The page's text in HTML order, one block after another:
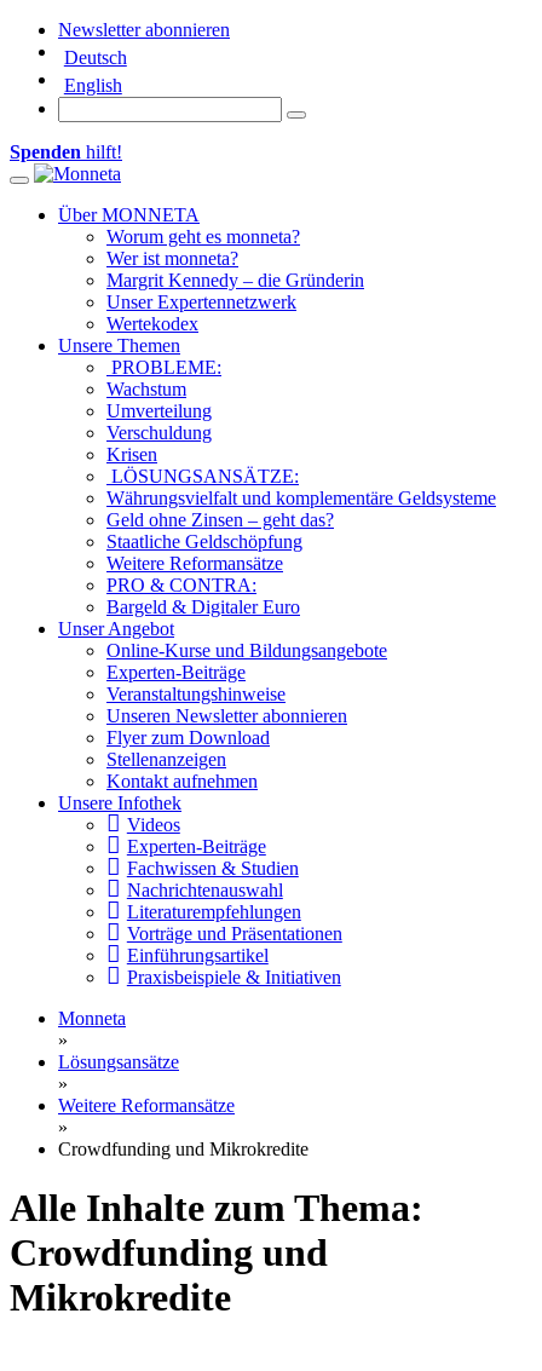
Newsletter abonnieren
Deutsch
English
Spenden hilft!
Toggle navigation
Über MONNETA
Worum geht es monneta?
Wer ist monneta?
Margrit Kennedy – die Gründerin
Unser Expertennetzwerk
Wertekodex
Unsere Themen
PROBLEME:
Wachstum
Umverteilung
Verschuldung
Krisen
LÖSUNGSANSÄTZE:
Währungsvielfalt und komplementäre Geldsysteme
Geld ohne Zinsen – geht das?
Staatliche Geldschöpfung
Weitere Reformansätze
PRO & CONTRA:
Bargeld & Digitaler Euro
Unser Angebot
Online-Kurse und Bildungsangebote
Experten-Beiträge
Veranstaltungshinweise
Unseren Newsletter abonnieren
Flyer zum Download
Stellenanzeigen
Kontakt aufnehmen
Unsere Infothek
Videos
Experten-Beiträge
Fachwissen & Studien
Nachrichtenauswahl
Literaturempfehlungen
Vorträge und Präsentationen
Einführungsartikel
Praxisbeispiele & Initiativen
Monneta
»
Lösungsansätze
»
Weitere Reformansätze
»
Crowdfunding und Mikrokredite
Alle Inhalte zum Thema:
Crowdfunding und
Mikrokredite